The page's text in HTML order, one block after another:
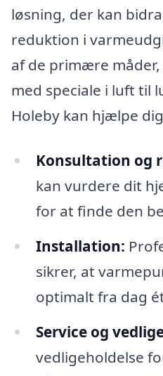
løsning, der kan
reduktion i
af de primære
med speciale i luft til
Holeby kan hjælpe
Konsultation og
kan vurdere dit
for at finde den
Installation:
sikrer, at
optimalt fra dag
Service og
vedligeholdelse